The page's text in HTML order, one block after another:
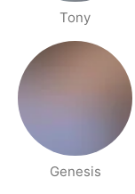
Tony
Genesis